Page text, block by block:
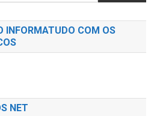
INFORMATUDO COM OS
NET